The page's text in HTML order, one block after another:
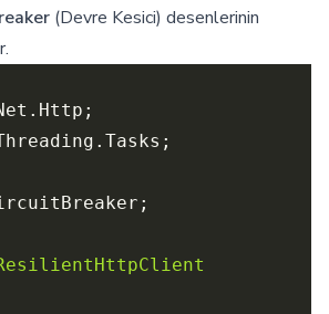
(Devre Kesici) desenlerinin